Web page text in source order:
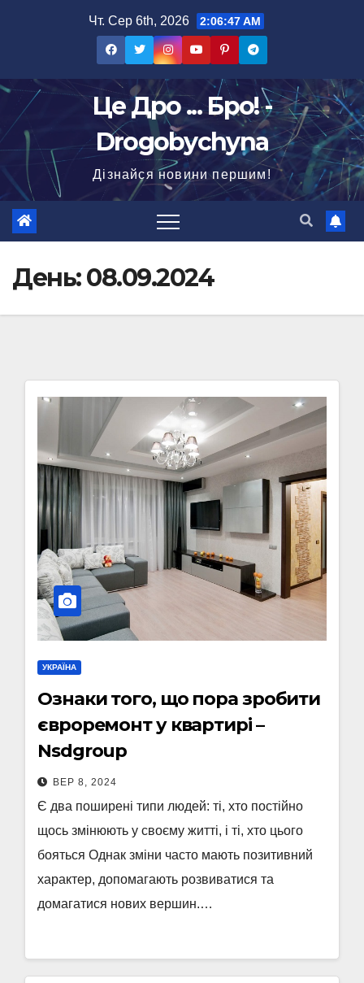
Чт. Сер 6th, 2026 2:06:48 AM
Це Дро ... Бро! -
Drogobychyna
Дізнайся новини першим!
День:08.09.2024
УКРАЇНА
Ознаки того, що пора зробити
євроремонт у квартирі –
Nsdgroup
ВЕР 8, 2024
Є два поширені типи людей: ті, хто постійно
щось змінюють у своєму житті, і ті, хто цього
бояться Однак зміни часто мають позитивний
характер, допомагають розвиватися та
домагатися нових вершин.…